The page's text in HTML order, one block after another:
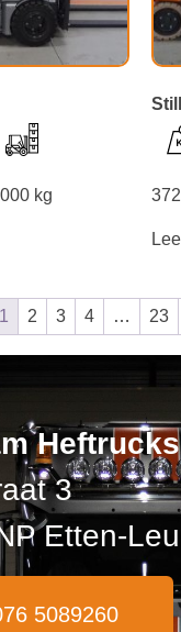
kg
1 2 3 4 … 23
Heftrucks
3
Etten-
5089260